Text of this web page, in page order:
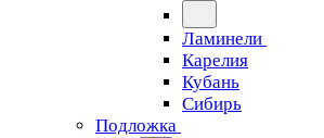
Ламинели
Карелия
Кубань
Сибирь
Подложка